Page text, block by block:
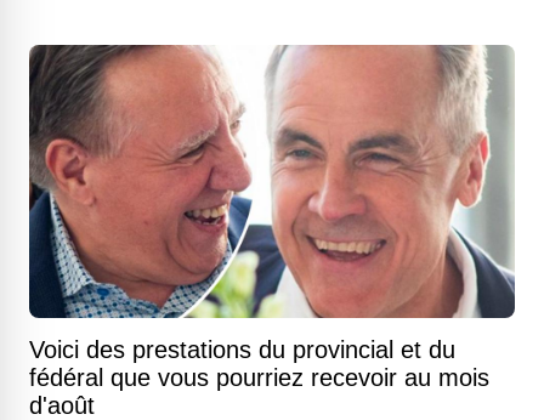
Voici des prestations du provincial et du
fédéral que vous pourriez recevoir au mois
d'août